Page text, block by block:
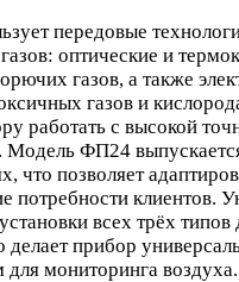
передовые
оптические и
газов, а также
газов и
работать с высокой
ФП24
что позволяет
потребности клиентов.
всех трёх типов
делает прибор
для мониторинга воздуха.